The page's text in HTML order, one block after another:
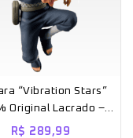
“Vibration Stars”
Original Lacrado –
Banpresto
R$ 289,99